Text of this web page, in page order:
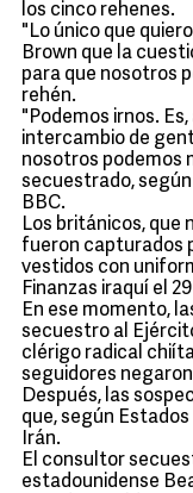
los cinco rehenes.
"Lo único que
Brown que la
para que nosotros
rehén.
"Podemos irnos.
intercambio de
nosotros podemos
secuestrado,
BBC.
Los británicos, que
fueron capturados
vestidos con
Finanzas iraquí el
En ese momento,
secuestro al
clérigo radical
seguidores
Después, las
que, según
Irán.
El consultor
estadounidense